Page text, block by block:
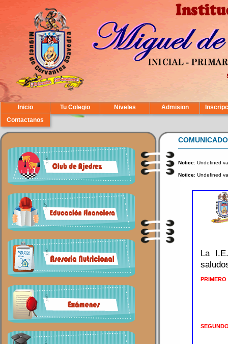
Inicio Tu Colegio Niveles Admision
Contactanos
Notice: Undefined
Notice: Undefined
La
PRIMERO